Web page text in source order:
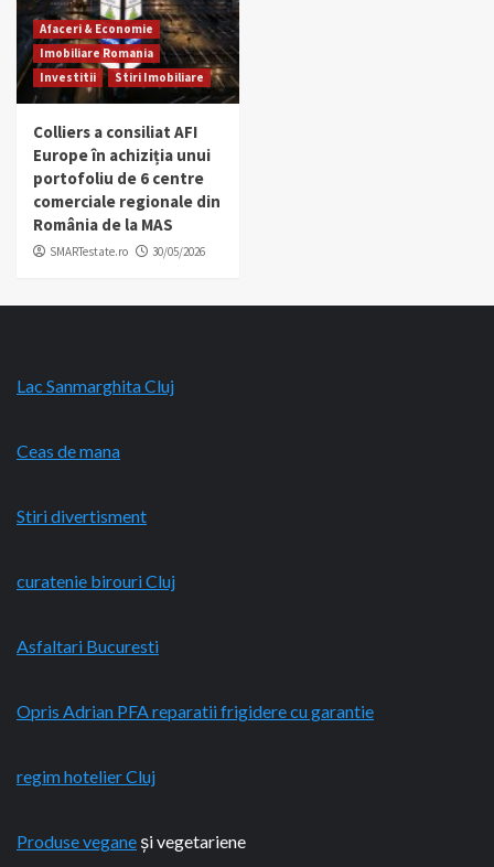
Afaceri & Economie
Imobiliare Romania
Investitii
Stiri Imobiliare
Colliers a consiliat AFI
Europe în achiziția unui
portofoliu de 6 centre
comerciale regionale din
România de la MAS
SMARTestate.ro 30/05/2026
Lac Sanmarghita Cluj
Ceas de mana
Stiri divertisment
curatenie birouri Cluj
Asfaltari Bucuresti
Opris Adrian PFA reparatii frigidere cu garantie
regim hotelier Cluj
Produse vegane și vegetariene